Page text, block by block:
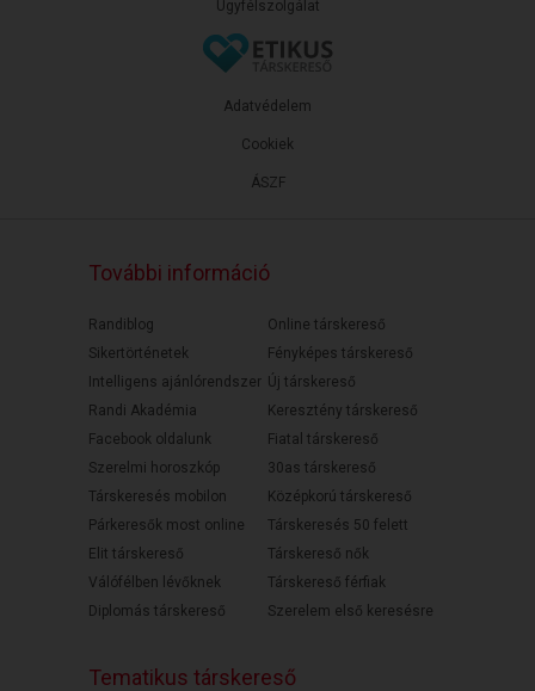
Ügyfélszolgálat
ÁSZF
Adatvédelem
Cookiek
További információ
Randiblog
Sikertörténetek
Intelligens ajánlórendszer
Randi Akadémia
Facebook oldalunk
Szerelmi horoszkóp
Társkeresés mobilon
Párkeresők most online
Elit társkereső
Válófélben lévőknek
Diplomás társkereső
Online társkereső
Fényképes társkereső
Új társkereső
Keresztény társkereső
Fiatal társkereső
30as társkereső
Középkorú társkereső
Társkeresés 50 felett
Társkereső nők
Társkereső férfiak
Szerelem első keresésre
Tematikus társkereső